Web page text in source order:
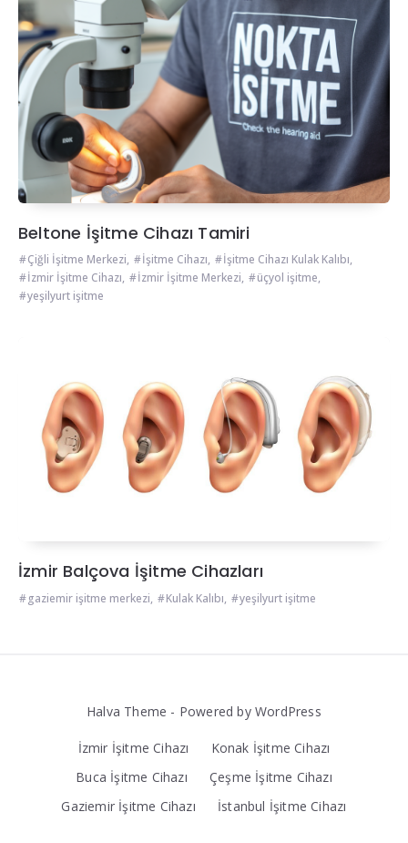
Beltone İşitme Cihazı Tamiri
Çiğli İşitme Merkezi, İşitme Cihazı, İşitme Cihazı Kulak Kalıbı,
İzmir İşitme Cihazı, İzmir İşitme Merkezi, üçyol işitme,
yeşilyurt işitme
İzmir Balçova İşitme Cihazları
gaziemir işitme merkezi, Kulak Kalıbı, yeşilyurt işitme
Halva Theme - Powered by WordPress
İzmir İşitme Cihazı
Konak İşitme Cihazı
Buca İşitme Cihazı
Çeşme İşitme Cihazı
Gaziemir İşitme Cihazı
İstanbul İşitme Cihazı